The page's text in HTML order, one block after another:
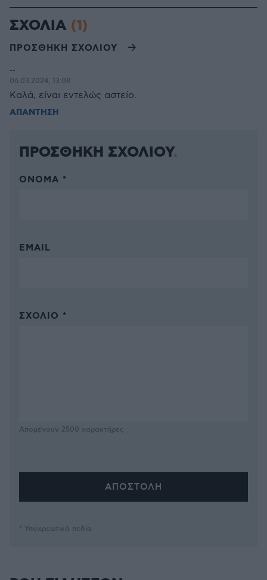
ΣΧΟΛΙΑ (1)
ΠΡΟΣΘΗΚΗ ΣΧΟΛΙΟΥ
..
06.03.2024, 13:08
Καλά, είναι εντελώς αστείο.
ΑΠΑΝΤΗΣΗ
ΠΡΟΣΘΗΚΗ ΣΧΟΛΙΟΥ
ΌΝΟΜΑ *
EMAIL
ΣΧΌΛΙΟ *
Απομένουν 2500 χαρακτήρες
* Υποχρεωτικά πεδία